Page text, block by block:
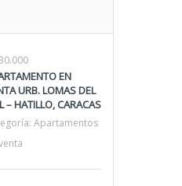
EN
URB. LOMAS DEL
– HATILLO, CARACAS
Apartamentos